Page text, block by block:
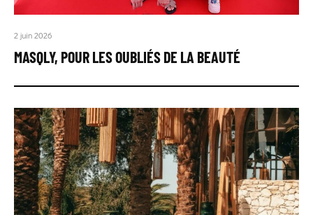
2 juin 2026
MASQLY, POUR LES OUBLIÉS DE LA BEAUTÉ